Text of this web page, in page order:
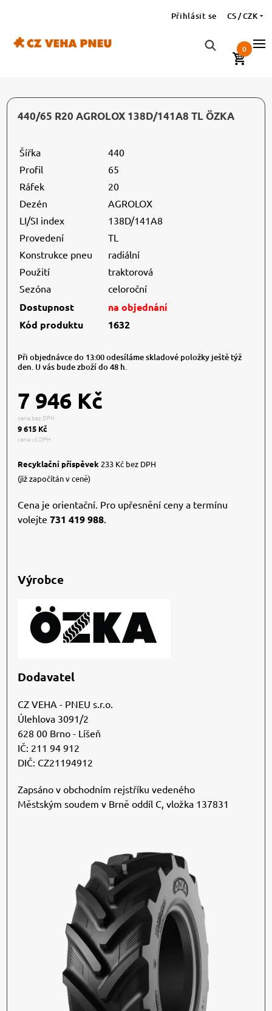
Přihlásit se CS / CZK
0
440/65 R20 AGROLOX 138D/141A8 TL ÖZKA
Šířka
440
Profil
65
Ráfek
20
Dezén
AGROLOX
LI/SI index
138D/141A8
Provedení
TL
Konstrukce pneu
radiální
Použití
traktorová
Sezóna
celoroční
Dostupnost
na objednání
Kód produktu
1632
Při objednávce do 13:00 odesíláme skladové položky ještě týž
den. U vás bude zboží do 48 h.
7 946 Kč
cena bez DPH
9 615 Kč
cena vč.DPH
Recyklační příspěvek 233 Kč bez DPH
(již započítán v ceně)
Cena je orientační. Pro upřesnění ceny a termínu
volejte 731 419 988.
Výrobce
Dodavatel
CZ VEHA - PNEU s.r.o.
Úlehlova 3091/2
628 00 Brno - Líšeň
IČ: 211 94 912
DIČ: CZ21194912
Zapsáno v obchodním rejstříku vedeného
Městským soudem v Brně oddíl C, vložka 137831